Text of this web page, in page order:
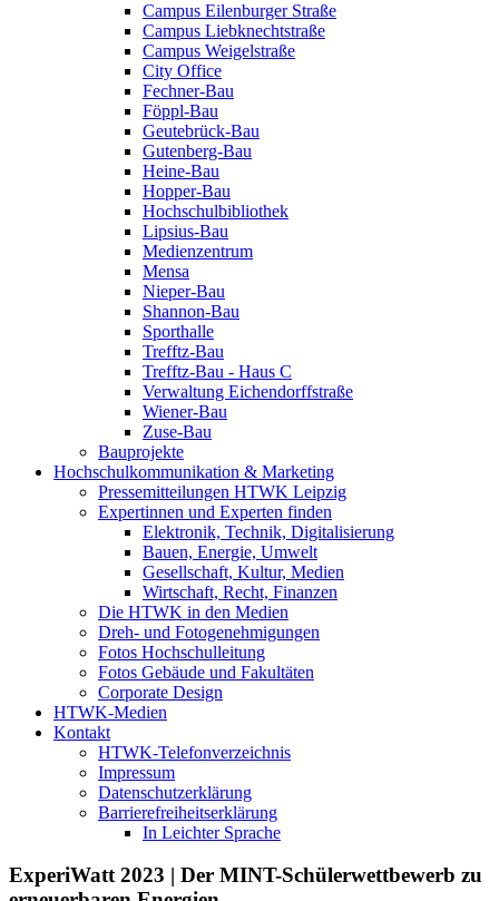
Campus Eilenburger Straße
Campus Liebknechtstraße
Campus Weigelstraße
City Office
Fechner-Bau
Föppl-Bau
Geutebrück-Bau
Gutenberg-Bau
Heine-Bau
Hopper-Bau
Hochschulbibliothek
Lipsius-Bau
Medienzentrum
Mensa
Nieper-Bau
Shannon-Bau
Sporthalle
Trefftz-Bau
Trefftz-Bau - Haus C
Verwaltung Eichendorffstraße
Wiener-Bau
Zuse-Bau
Bauprojekte
Hochschulkommunikation & Marketing
Pressemitteilungen HTWK Leipzig
Expertinnen und Experten finden
Elektronik, Technik, Digitalisierung
Bauen, Energie, Umwelt
Gesellschaft, Kultur, Medien
Wirtschaft, Recht, Finanzen
Die HTWK in den Medien
Dreh- und Fotogenehmigungen
Fotos Hochschulleitung
Fotos Gebäude und Fakultäten
Corporate Design
HTWK-Medien
Kontakt
HTWK-Telefonverzeichnis
Impressum
Datenschutzerklärung
Barrierefreiheitserklärung
In Leichter Sprache
ExperiWatt 2023 | Der MINT-Schülerwettbewerb zu